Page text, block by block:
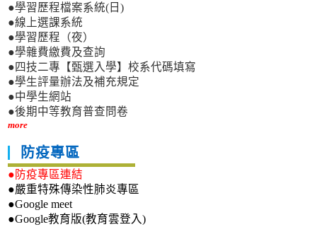
●學習歷程檔案系統(日)
●線上選課系統
●學習歷程（夜）
●學雜費繳費及查詢
●四技二專【甄選入學】校系代碼填寫
●學生評量辦法及補充規定
●中學生網站
●後期中等教育普查問卷
more
防疫專區
●防疫專區連結
●嚴重特殊傳染性肺炎專區
●Google meet
●Google教育版(教育雲登入)